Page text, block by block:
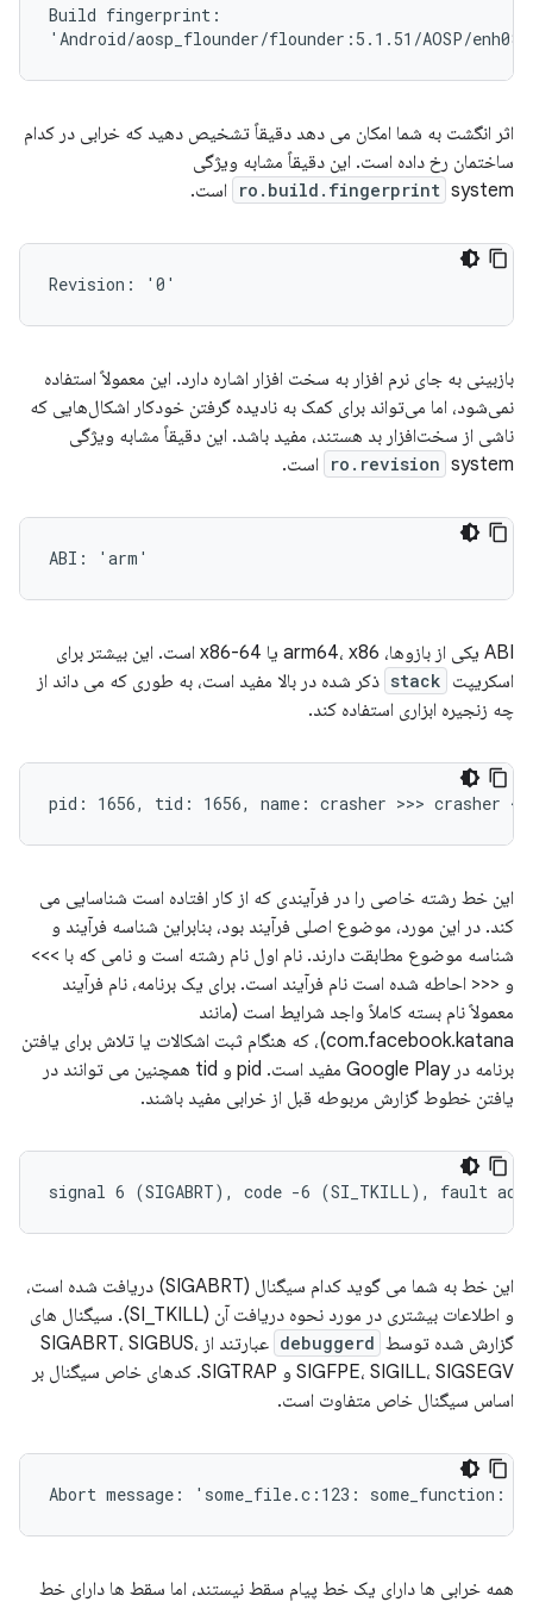
Build fingerprint:
اثر انگشت به شما امکان می دهد دقیقاً تشخیص دهید که خرابی در کدام
ساختمان رخ داده است. این دقیقاً مشابه ویژگی
ro.build.fingerprint system است.
بازبینی به جای نرم افزار به سخت افزار اشاره دارد. این معمولاً استفاده
نمی‌شود، اما می‌تواند برای کمک به نادیده گرفتن خودکار اشکال‌هایی که
ناشی از سخت‌افزار بد هستند، مفید باشد. این دقیقاً مشابه ویژگی
ro.revision system است.
ABI یکی از بازوها، arm64، x86 یا x86-64 است. این بیشتر برای
اسکریپت stack ذکر شده در بالا مفید است، به طوری که می داند از
چه زنجیره ابزاری استفاده کند.
این خط رشته خاصی را در فرآیندی که از کار افتاده است شناسایی می
کند. در این مورد، موضوع اصلی فرآیند بود، بنابراین شناسه فرآیند و
شناسه موضوع مطابقت دارند. نام اول نام رشته است و نامی که با >>>
و <<< احاطه شده است نام فرآیند است. برای یک برنامه، نام فرآیند
معمولاً نام بسته کاملاً واجد شرایط است (مانند
com.facebook.katana)، که هنگام ثبت اشکالات یا تلاش برای یافتن
برنامه در Google Play مفید است. pid و tid همچنین می توانند در
یافتن خطوط گزارش مربوطه قبل از خرابی مفید باشند.
این خط به شما می گوید کدام سیگنال (SIGABRT) دریافت شده است،
و اطلاعات بیشتری در مورد نحوه دریافت آن (SI_TKILL). سیگنال های
گزارش شده توسط debuggerd
عبارتند از SIGABRT، SIGBUS،
SIGFPE، SIGILL، SIGSEGV و SIGTRAP. کدهای خاص سیگنال بر
اساس سیگنال خاص متفاوت است.
همه خرابی ها دارای یک خط پیام سقط نیستند، اما سقط ها دارای خط